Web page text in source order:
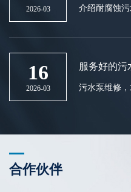
2026-03
介绍耐腐蚀
16
2026-03
服务好的污
污水泵维修
合作伙伴